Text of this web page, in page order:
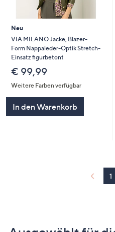
diese
anzuzeigen.
Neu
VIA MILANO Jacke, Blazer-
Form Nappaleder-Optik Stretch-
Einsatz figurbetont
€ 99,99
Weitere Farben verfügbar
In den Warenkorb
1